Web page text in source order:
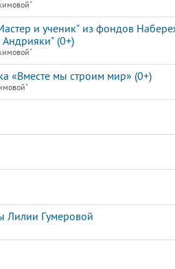
и ученик" из фондов
(0+)
«Вместе мы строим мир» (0+)
Лилии Гумеровой